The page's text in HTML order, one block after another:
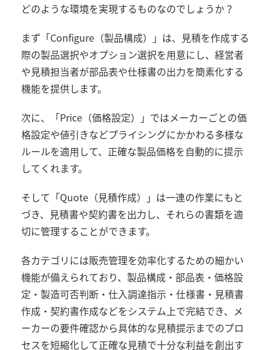
どのような環境を実現するものなのでしょうか？
まず「Configure（製品構成）」は、見積を作成する
際の製品選択やオプション選択を用意にし、経営者
や見積担当者が部品表や仕様書の出力を簡素化する
機能を提供します。
次に、「Price（価格設定）」ではメーカーごとの価
格設定や値引きなどプライシングにかかわる多様な
ルールを適用して、正確な製品価格を自動的に提示
してくれます。
そして「Quote（見積作成）」は一連の作業にもと
づき、見積書や契約書を出力し、それらの書類を適
切に管理することができます。
各カテゴリには販売管理を効率化するための細かい
機能が備えられており、製品構成・部品表・価格設
定・製造可否判断・仕入調達指示・仕様書・見積書
作成・契約書作成などをシステム上で完結でき、メ
ーカーの要件確認から具体的な見積提示までのプロ
セスを短縮化して正確な見積で十分な利益を創出す